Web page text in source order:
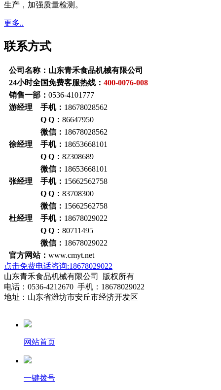
生产，加强质量检测。
更多..
联系方式
公司名称：山东青禾食品机械有限公司
24小时全国免费客服热线： 400-0076-008
销售一部： 0536-4101777
游经理 手机： 18678028562
Q Q： 86647950
微信： 18678028562
徐经理 手机： 18653668101
Q Q： 82308689
微信： 18653668101
张经理 手机： 15662562758
Q Q： 83708300
微信： 15662562758
杜经理 手机： 18678029022
Q Q： 80711495
微信： 18678029022
官方网站： www.cmyt.net
点击免费电话咨询:18678029022
山东青禾食品机械有限公司 版权所有
电话：0536-4212670 手机：18678029022
地址：山东省潍坊市安丘市经济开发区
网站首页
一键拨号